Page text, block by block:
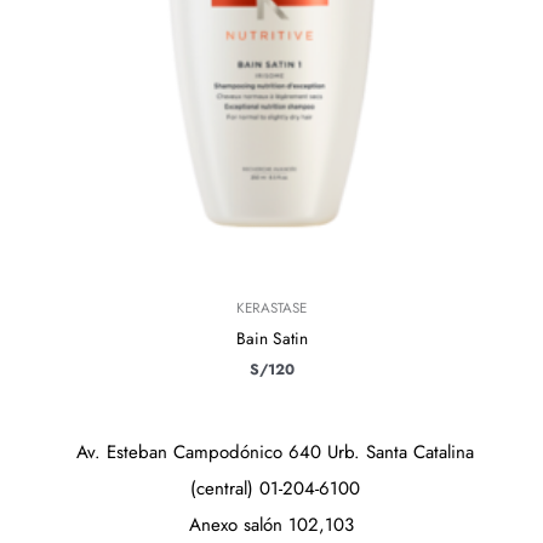
KERASTASE
Bain Satin
S/120
Av. Esteban Campodónico 640 Urb. Santa Catalina
(central) 01-204-6100
Anexo salón 102,103